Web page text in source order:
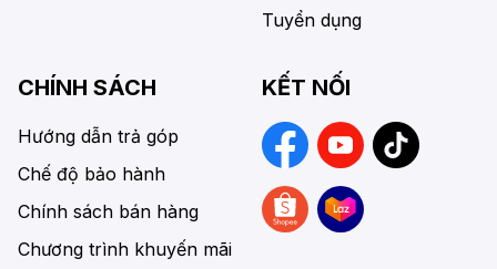
Tuyển dụng
CHÍNH SÁCH
Hướng dẫn trả góp
Chế độ bảo hành
Chính sách bán hàng
Chương trình khuyến mãi
KẾT NỐI